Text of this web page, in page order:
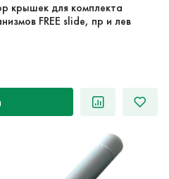
крышек для комплекта
FREE slide, пр и лев